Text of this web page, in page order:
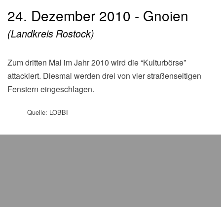
24. Dezember 2010 - Gnoien
(Landkreis Rostock)
Zum dritten Mal im Jahr 2010 wird die “Kulturbörse”
attackiert. Diesmal werden drei von vier straßenseitigen
Fenstern eingeschlagen.
Quelle: LOBBI